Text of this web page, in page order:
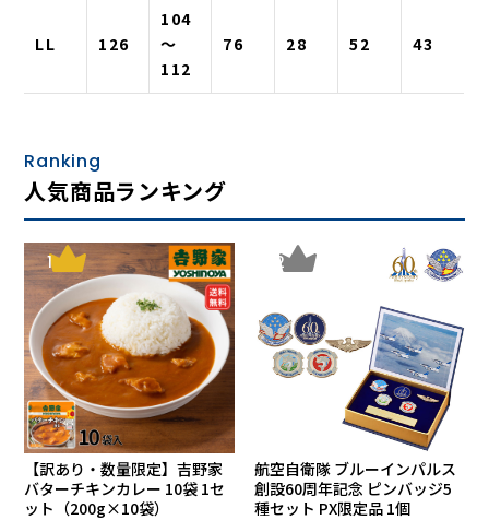
LL 126
104
〜
112
76 28 52 43
Ranking
人気商品ランキング
1
【訳あり・数量限定】吉野家
バターチキンカレー 10袋 1セ
ット（200g×10袋）
2
航空自衛隊 ブルーインパルス
創設60周年記念 ピンバッジ5
種セット PX限定品 1個